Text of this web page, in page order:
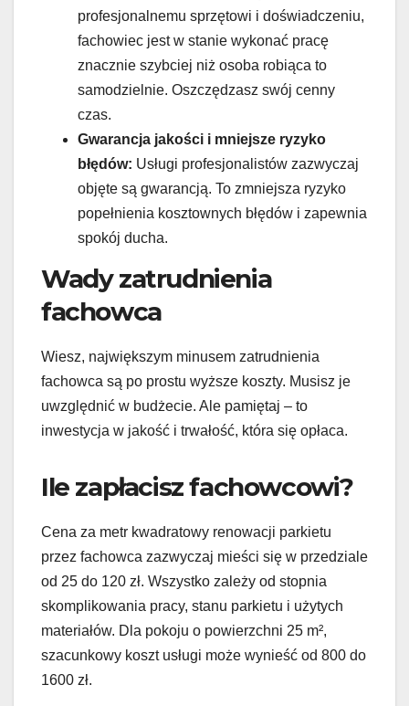
profesjonalnemu sprzętowi i doświadczeniu,
fachowiec jest w stanie wykonać pracę
znacznie szybciej niż osoba robiąca to
samodzielnie. Oszczędzasz swój cenny
czas.
Gwarancja jakości i mniejsze ryzyko
błędów: Usługi profesjonalistów zazwyczaj
objęte są gwarancją. To zmniejsza ryzyko
popełnienia kosztownych błędów i zapewnia
spokój ducha.
Wady zatrudnienia
fachowca
Wiesz, największym minusem zatrudnienia
fachowca są po prostu wyższe koszty. Musisz je
uwzględnić w budżecie. Ale pamiętaj – to
inwestycja w jakość i trwałość, która się opłaca.
Ile zapłacisz fachowcowi?
Cena za metr kwadratowy renowacji parkietu
przez fachowca zazwyczaj mieści się w przedziale
od 25 do 120 zł. Wszystko zależy od stopnia
skomplikowania pracy, stanu parkietu i użytych
materiałów. Dla pokoju o powierzchni 25 m²,
szacunkowy koszt usługi może wynieść od 800 do
1600 zł.